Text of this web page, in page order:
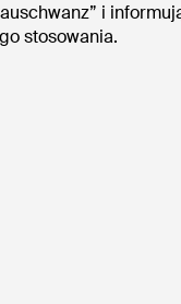
i
stosowania.